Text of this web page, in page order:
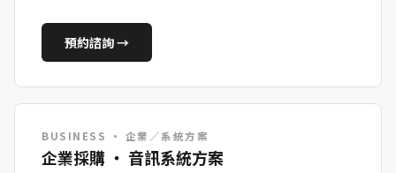
預約諮詢 →
BUSINESS · 企業／系統方案
企業採購 ・ 音訊系統方案